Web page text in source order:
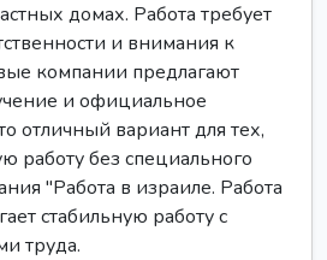
домах. Работа требует
и внимания к
компании предлагают
и официальное
отличный вариант для тех,
работу без специального
"Работа в израиле. Работа
стабильную работу с
труда.